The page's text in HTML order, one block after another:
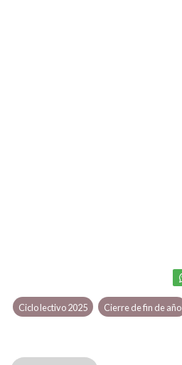
Ciclo lectivo 2025 Cierre de fin de año